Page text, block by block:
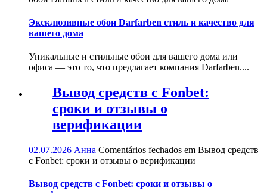
Эксклюзивные обои Darfarben стиль и качество для
вашего дома
Уникальные и стильные обои для вашего дома или
офиса — это то, что предлагает компания Darfarben....
Вывод средств с Fonbet:
сроки и отзывы о
верификации
02.07.2026 Анна Comentários fechados em Вывод средств
с Fonbet: сроки и отзывы о верификации
Вывод средств с Fonbet: сроки и отзывы о